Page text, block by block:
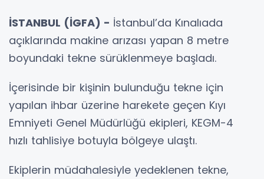
İSTANBUL (İGFA) - İstanbul’da Kınalıada
açıklarında makine arızası yapan 8 metre
boyundaki tekne sürüklenmeye başladı.
İçerisinde bir kişinin bulunduğu tekne için
yapılan ihbar üzerine harekete geçen Kıyı
Emniyeti Genel Müdürlüğü ekipleri, KEGM-4
hızlı tahlisiye botuyla bölgeye ulaştı.
Ekiplerin müdahalesiyle yedeklenen tekne,